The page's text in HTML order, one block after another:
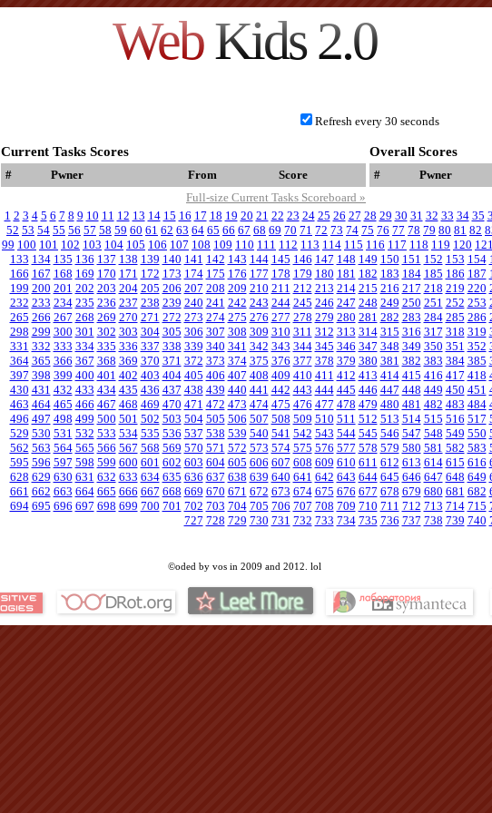
WebKids 2.0
Refresh every 30 seconds
Current Tasks Scores Overall Scores
# Pwner From
Score
Full-size Current Tasks Scoreboard »
# Pwner
1 2 3 4 5 6 7 8 9 10 11 12 13 14 15 16 17 18 19 20 21 22 23 24 25 26 27 28 29 30 31 32 33 34 35
52 53 54 55 56 57 58 59 60 61 62 63 64 65 66 67 68 69 70 71 72 73 74 75 76 77 78 79 80 81 82
99 100 101 102 103 104 105 106 107 108 109 110 111 112 113 114 115 116 117 118 119 120 121
133 134 135 136 137 138 139 140 141 142 143 144 145 146 147 148 149 150 151 152 153 154
166 167 168 169 170 171 172 173 174 175 176 177 178 179 180 181 182 183 184 185 186 187
199 200 201 202 203 204 205 206 207 208 209 210 211 212 213 214 215 216 217 218 219 220
232 233 234 235 236 237 238 239 240 241 242 243 244 245 246 247 248 249 250 251 252 253
265 266 267 268 269 270 271 272 273 274 275 276 277 278 279 280 281 282 283 284 285 286
298 299 300 301 302 303 304 305 306 307 308 309 310 311 312 313 314 315 316 317 318 319
331 332 333 334 335 336 337 338 339 340 341 342 343 344 345 346 347 348 349 350 351 352
364 365 366 367 368 369 370 371 372 373 374 375 376 377 378 379 380 381 382 383 384 385
397 398 399 400 401 402 403 404 405 406 407 408 409 410 411 412 413 414 415 416 417 418
430 431 432 433 434 435 436 437 438 439 440 441 442 443 444 445 446 447 448 449 450 451
463 464 465 466 467 468 469 470 471 472 473 474 475 476 477 478 479 480 481 482 483 484
496 497 498 499 500 501 502 503 504 505 506 507 508 509 510 511 512 513 514 515 516 517
529 530 531 532 533 534 535 536 537 538 539 540 541 542 543 544 545 546 547 548 549 550
562 563 564 565 566 567 568 569 570 571 572 573 574 575 576 577 578 579 580 581 582 583
595 596 597 598 599 600 601 602 603 604 605 606 607 608 609 610 611 612 613 614 615 616
628 629 630 631 632 633 634 635 636 637 638 639 640 641 642 643 644 645 646 647 648 649
661 662 663 664 665 666 667 668 669 670 671 672 673 674 675 676 677 678 679 680 681 682
694 695 696 697 698 699 700 701 702 703 704 705 706 707 708 709 710 711 712 713 714 715
727 728 729 730 731 732 733 734 735 736 737 738 739 740
©oded by vos in 2009 and 2012. lol